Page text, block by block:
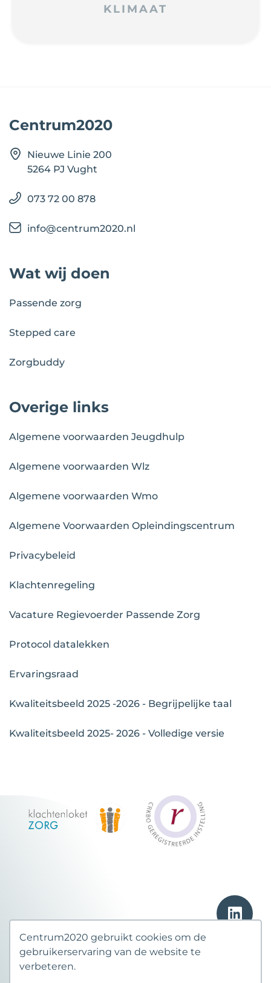
KLIMAAT
Centrum2020
Nieuwe Linie 200
5264 PJ Vught
073 72 00 878
info@centrum2020.nl
Wat wij doen
Passende zorg
Stepped care
Zorgbuddy
Overige links
Algemene voorwaarden Jeugdhulp
Algemene voorwaarden Wlz
Algemene voorwaarden Wmo
Algemene Voorwaarden Opleindingscentrum
Privacybeleid
Klachtenregeling
Vacature Regievoerder Passende Zorg
Protocol datalekken
Ervaringsraad
Kwaliteitsbeeld 2025 -2026 - Begrijpelijke taal
Kwaliteitsbeeld 2025- 2026 - Volledige versie
Centrum2020 gebruikt cookies om de
gebruikerservaring van de website te
verbeteren.